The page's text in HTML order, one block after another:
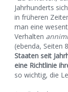
Jahrhunderts
in früheren
man eine
Verhalten
(ebenda, Seiten
Staaten seit
eine Richtlinie
so wichtig, die